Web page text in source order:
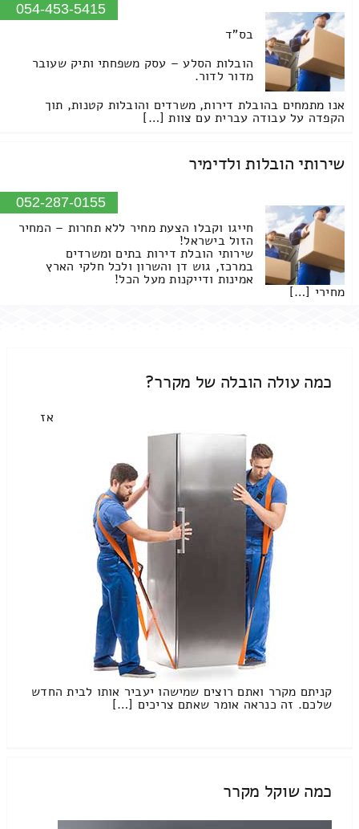
054-453-5415
בס"ד
הובלות הסלע – עסק משפחתי ותיק שעובר
מדור לדור.
אנו מתמחים בהובלת דירות, משרדים והובלות קטנות, תוך
הקפדה על עבודה עברית עם צוות […]
שירותי הובלות ולדימיר
052-287-0155
חייגו וקבלו הצעת מחיר ללא תחרות – המחיר
הזול בישראל!
שירותי הובלת דירות בתים ומשרדים
במרכז, גוש דן והשרון ולכל חלקי הארץ
אמינות ודייקנות מעל הכל!
מחירי […]
כמה עולה הובלה של מקרר?
אז
קניתם מקרר ואתם רוצים שמישהו יעביר אותו לבית החדש
שלכם. זה כנראה אומר שאתם צריכים […]
כמה שוקל מקרר